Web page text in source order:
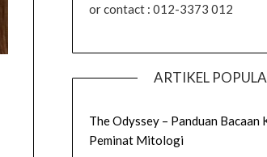
or contact : 012-3373 012
ARTIKEL
The Odyssey – Panduan Bacaan
Peminat Mitologi